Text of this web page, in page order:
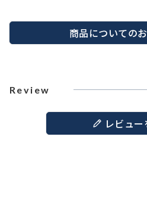
商品についての
Review
レビュー